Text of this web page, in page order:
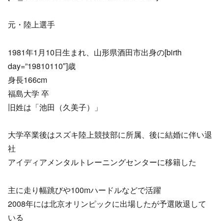
元・陸上選手
1981年1月10日生まれ、山形県酒田市出身の[birth
day=”19810110″]歳
身長166cm
福島大学 卒
旧姓は「池田（久美子）」
大学卒業後はスズキ陸上競技部に所属、後に結婚に伴い退
社
アイディアメンタルトレーニングセンターに移籍した
主に走り幅跳びや100mハードルなどで活躍
2008年には北京オリンピックに出場したが予選敗退して
いる